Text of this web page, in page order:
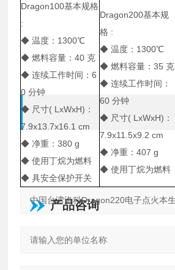
Dragon100基本规格
:
◆ 温度：1300℃
◆ 燃料容量：40 克
◆ 连续工作时间：6
0 分钟
◆ 尺寸( LxWxH)：
7.9x13.7x16.1 cm
◆ 净重：380 g
◆ 使用丁烷为燃料
◆ 具安全保护开关
Dragon200基本规
格 :
◆ 温度：1300℃
◆ 燃料容量：35 克
◆ 连续工作时间：
60 分钟
◆ 尺寸( LxWxH)：
7.9x11.5x9.2 cm
◆ 净重：407 g
◆ 使用丁烷为燃料
产品咨询